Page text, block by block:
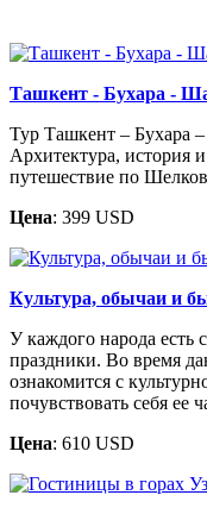
Ташкент - Бухара -
Тур Ташкент – Бухара
Архитектура, история
путешествие по
Цена: 399 USD
Культура, обычаи и
У каждого народа есть
праздники. Во время
ознакомится с
почувствовать себя ее
Цена: 610 USD